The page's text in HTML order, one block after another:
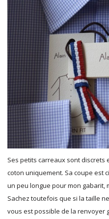
Ses petits carreaux sont discrets
coton uniquement. Sa coupe est
un peu longue pour mon gabarit,
Sachez toutefois que si la taille
vous est possible de la renvoyer